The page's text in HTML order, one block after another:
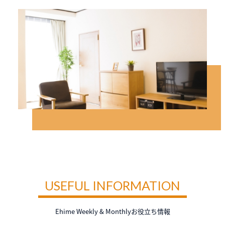
USEFUL INFORMATION
Ehime Weekly & Monthlyお役立ち情報